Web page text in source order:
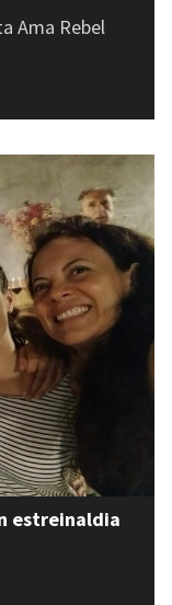
Ama Rebel
estreinaldia